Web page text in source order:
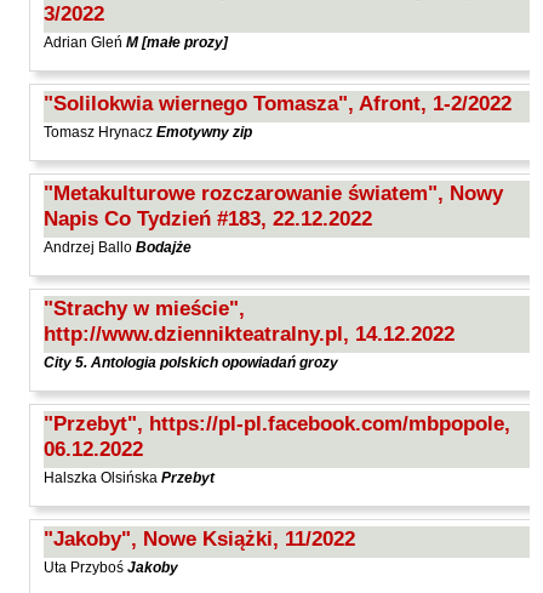
Kemény István
Kępisty Iwona
Kierc Bogusław
Klera Wiktoria
Klęczar Wojciech
Kopacki Andrzej
Kosiorowski Zbigniew
Kryszak Janusz
Księżyk Jarosław
Kyrcz Jr Kazimierz
Latawiec Bogusława
Le Men Yvon
Lech Joanna
3/2022
Adrian Gleń M [małe prozy]
"Solilokwia wiernego Tomasza", Afront, 1-2/2022
Tomasz Hrynacz Emotywny zip
"Metakulturowe rozczarowanie światem", Nowy
Napis Co Tydzień #183, 22.12.2022
Andrzej Ballo Bodajże
"Strachy w mieście",
http://www.dziennikteatralny.pl, 14.12.2022
City 5. Antologia polskich opowiadań grozy
"Przebyt", https://pl-pl.facebook.com/mbpopole,
06.12.2022
Halszka Olsińska Przebyt
"Jakoby", Nowe Książki, 11/2022
Uta Przyboś Jakoby